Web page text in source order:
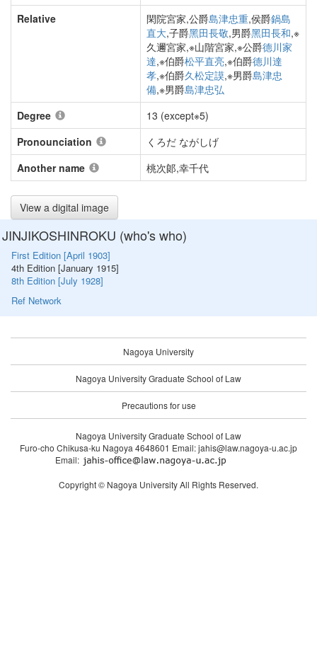
Relative
閑院宮家,公爵島津忠重,侯爵鍋島
直大,子爵黑田長敬,男爵黑田長和,※
久邇宮家,※山階宮家,※公爵德川家
達,※伯爵松平直亮,※伯爵德川達
孝,※伯爵久松定謨,※男爵島津忠
備,※男爵島津忠弘
Degree
13 (except※5)
Pronounciation
くろだ ながしげ
Another name
桃次郞,幸千代
View a digital image
JINJIKOSHINROKU (who's who)
First Edition [April 1903]
4th Edition [January 1915]
8th Edition [July 1928]
Ref Network
Nagoya University
Nagoya University Graduate School of Law
Precautions for use
Nagoya University Graduate School of Law
Furo-cho Chikusa-ku Nagoya 4648601 Email: jahis@law.nagoya-u.ac.jp
Email:
Copyright © Nagoya University All Rights Reserved.